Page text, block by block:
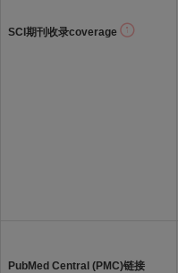
SCI期刊收录coverage
PubMed Central (PMC)链接